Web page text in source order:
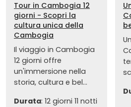
Tour in Cambogia 12
giorni - Scopri la
cultura unica della
Cambogia
Il viaggio in Cambogia
12 giorni offre
un'immersione nella
storia, cultura e bel...
Durata: 12 giorni 11 notti